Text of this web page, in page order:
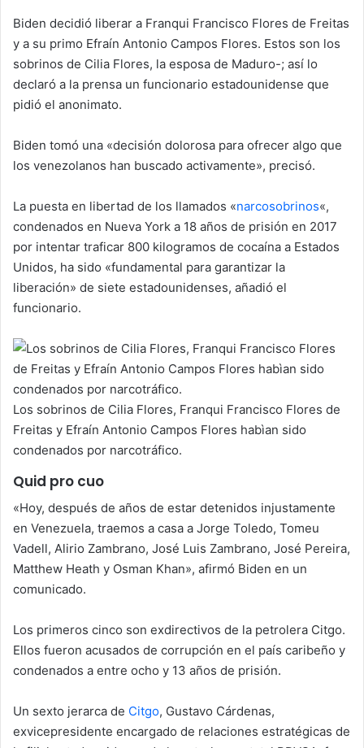
Biden decidió liberar a Franqui Francisco Flores de Freitas
y a su primo Efraín Antonio Campos Flores. Estos son los
sobrinos de Cilia Flores, la esposa de Maduro-; así lo
declaró a la prensa un funcionario estadounidense que
pidió el anonimato.
Biden tomó una «decisión dolorosa para ofrecer algo que
los venezolanos han buscado activamente», precisó.
La puesta en libertad de los llamados «narcosobrinos«,
condenados en Nueva York a 18 años de prisión en 2017
por intentar traficar 800 kilogramos de cocaína a Estados
Unidos, ha sido «fundamental para garantizar la
liberación» de siete estadounidenses, añadió el
funcionario.
Los sobrinos de Cilia Flores, Franqui Francisco Flores de
Freitas y Efraín Antonio Campos Flores habìan sido
condenados por narcotráfico.
Quid pro cuo
«Hoy, después de años de estar detenidos injustamente
en Venezuela, traemos a casa a Jorge Toledo, Tomeu
Vadell, Alirio Zambrano, José Luis Zambrano, José Pereira,
Matthew Heath y Osman Khan», afirmó Biden en un
comunicado.
Los primeros cinco son exdirectivos de la petrolera Citgo.
Ellos fueron acusados de corrupción en el país caribeño y
condenados a entre ocho y 13 años de prisión.
Un sexto jerarca de Citgo, Gustavo Cárdenas,
exvicepresidente encargado de relaciones estratégicas de